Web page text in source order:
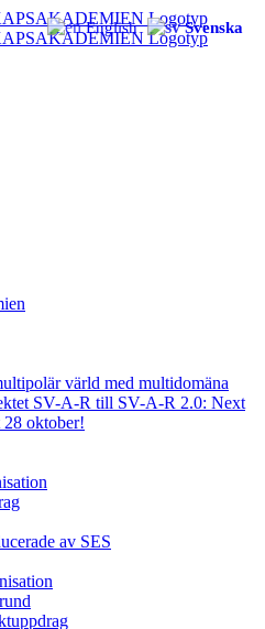
värld med multidomäna
SV-A-R till SV-A-R 2.0: Next
28 oktober!
av SES
English Svenska